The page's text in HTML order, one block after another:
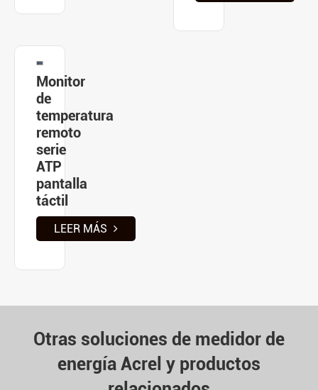
Monitor
de
temperatura
remoto
serie
ATP
pantalla
táctil
LEER MÁS
Otras soluciones de medidor de
energía Acrel y productos